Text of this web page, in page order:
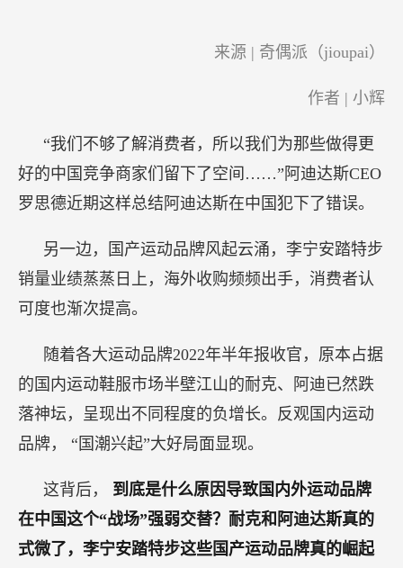
来源 | 奇偶派（jioupai）
作者 | 小辉
“我们不够了解消费者，所以我们为那些做得更
好的中国竞争商家们留下了空间……”阿迪达斯CEO
罗思德近期这样总结阿迪达斯在中国犯下了错误。
另一边，国产运动品牌风起云涌，李宁安踏特步
销量业绩蒸蒸日上，海外收购频频出手，消费者认
可度也渐次提高。
随着各大运动品牌2022年半年报收官，原本占据
的国内运动鞋服市场半壁江山的耐克、阿迪已然跌
落神坛，呈现出不同程度的负增长。反观国内运动
品牌， “国潮兴起”大好局面显现。
这背后， 到底是什么原因导致国内外运动品牌
在中国这个“战场”强弱交替？耐克和阿迪达斯真的
式微了，李宁安踏特步这些国产运动品牌真的崛起